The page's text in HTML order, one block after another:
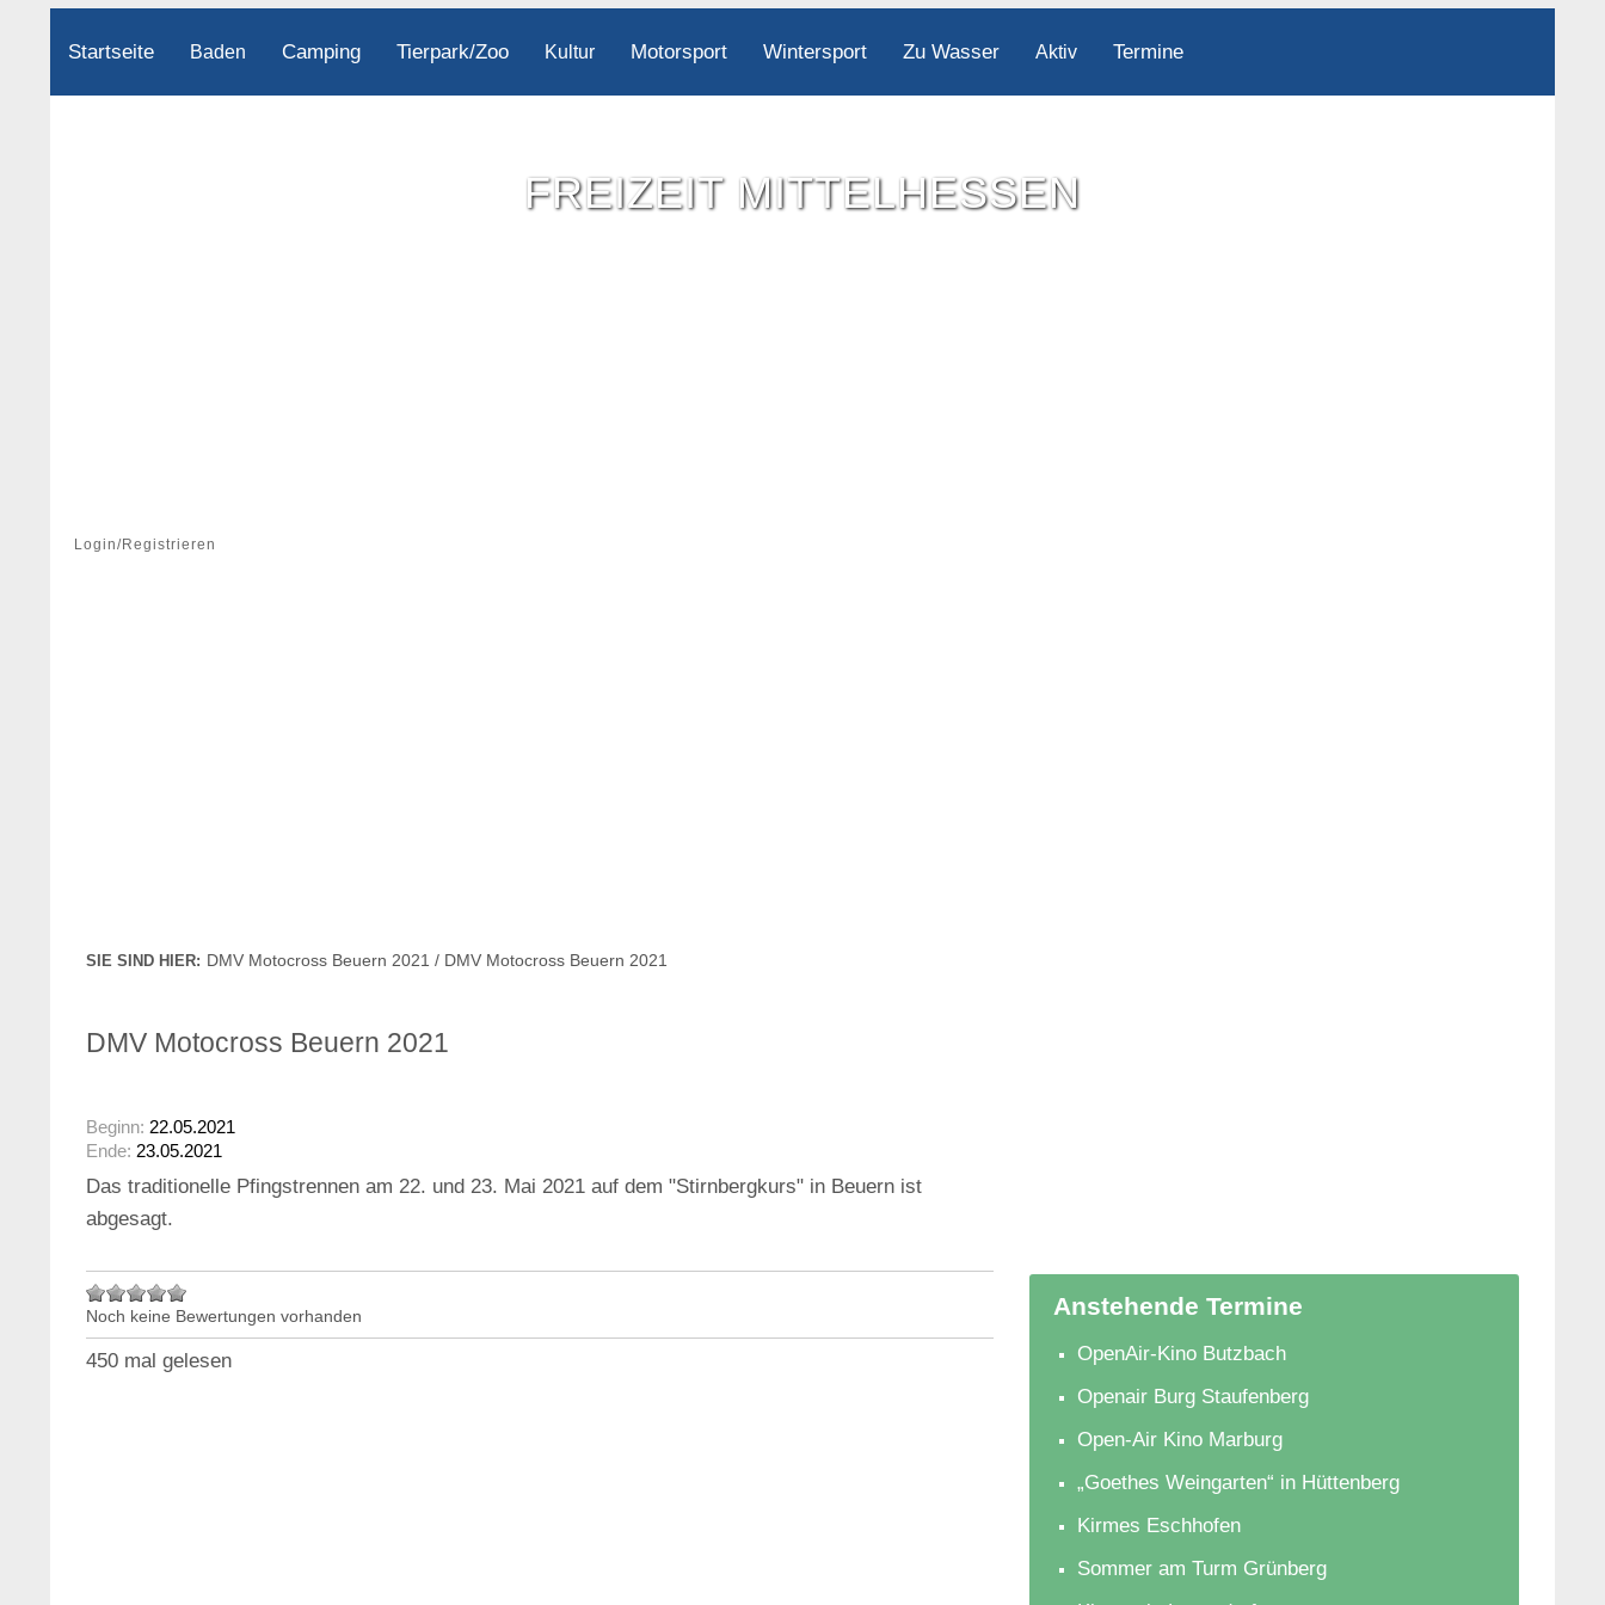
Startseite Baden Camping Tierpark/Zoo Kultur Motorsport Wintersport Zu Wasser Aktiv Termine
FREIZEIT MITTELHESSEN
Login/Registrieren
SIE SIND HIER: DMV Motocross Beuern 2021 / DMV Motocross Beuern 2021
DMV Motocross Beuern 2021
Beginn: 22.05.2021
Ende: 23.05.2021
Das traditionelle Pfingstrennen am 22. und 23. Mai 2021 auf dem "Stirnbergkurs" in Beuern ist
abgesagt.
Noch keine Bewertungen vorhanden
450 mal gelesen
Anstehende Termine
OpenAir-Kino Butzbach
Openair Burg Staufenberg
Open-Air Kino Marburg
„Goethes Weingarten“ in Hüttenberg
Kirmes Eschhofen
Sommer am Turm Grünberg